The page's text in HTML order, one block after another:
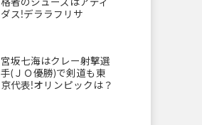
格者のシューズはアディ
ダス!デララフリサ
宮坂七海はクレー射撃選
手(ＪＯ優勝)で剣道も東
京代表!オリンピックは？